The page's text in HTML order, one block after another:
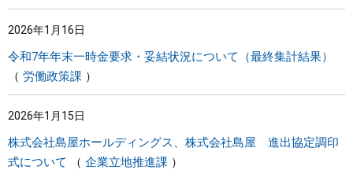
2026年1月16日
令和7年年末一時金要求・妥結状況について（最終集計結果）
労働政策課
2026年1月15日
株式会社島屋ホールディングス、株式会社島屋 進出協定調印
式について
企業立地推進課